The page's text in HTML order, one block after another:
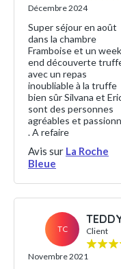
Décembre 2024
Super séjour en août
dans la chambre
Framboise et un
end découverte
avec un repas
inoubliable à la truffe
bien sûr Silvana et Eric
sont des personnes
agréables et
. A refaire
Avis sur La Roche
Bleue
TC Client
Novembre 2021